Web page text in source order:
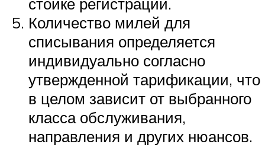
Количество милей для
списывания определяется
индивидуально согласно
утвержденной тарификации, что
в целом зависит от выбранного
класса обслуживания,
направления и других нюансов.